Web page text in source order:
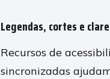
Legendas, cortes e
Recursos de
sincronizadas